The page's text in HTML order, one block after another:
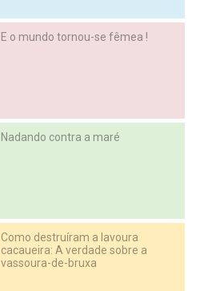
E o mundo tornou-se fêmea !
Nadando contra a maré
Como destruíram a lavoura
cacaueira: A verdade sobre a
vassoura-de-bruxa